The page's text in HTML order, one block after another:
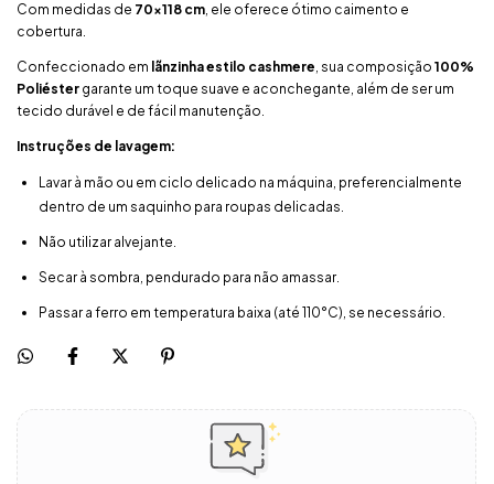
Com medidas de 70x118 cm, ele oferece ótimo caimento e
cobertura.
Confeccionado em lãnzinha estilo cashmere, sua composição 100%
Poliéster garante um toque suave e aconchegante, além de ser um
tecido durável e de fácil manutenção.
Instruções de lavagem:
Lavar à mão ou em ciclo delicado na máquina, preferencialmente
dentro de um saquinho para roupas delicadas.
Não utilizar alvejante.
Secar à sombra, pendurado para não amassar.
Passar a ferro em temperatura baixa (até 110°C), se necessário.